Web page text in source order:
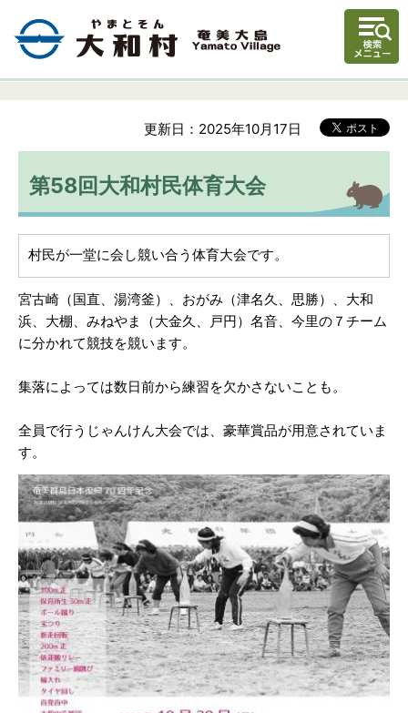
更新日：2025年10月17日
第58回大和村民体育大会
村民が一堂に会し競い合う体育大会です。
宮古崎（国直、湯湾釜）、おがみ（津名久、思勝）、大和
浜、大棚、みねやま（大金久、戸円）名音、今里の７チーム
に分かれて競技を競います。
集落によっては数日前から練習を欠かさないことも。
全員で行うじゃんけん大会では、豪華賞品が用意されていま
す。